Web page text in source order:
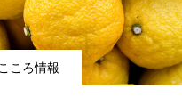
ころ情報